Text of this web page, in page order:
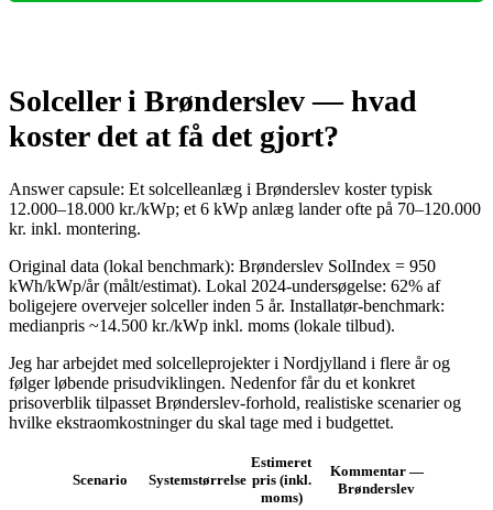
Solceller i Brønderslev — hvad
koster det at få det gjort?
Answer capsule: Et solcelleanlæg i Brønderslev koster typisk
12.000–18.000 kr./kWp; et 6 kWp anlæg lander ofte på 70–120.000
kr. inkl. montering.
Original data (lokal benchmark): Brønderslev SolIndex = 950
kWh/kWp/år (målt/estimat). Lokal 2024‑undersøgelse: 62% af
boligejere overvejer solceller inden 5 år. Installatør‑benchmark:
medianpris ~14.500 kr./kWp inkl. moms (lokale tilbud).
Jeg har arbejdet med solcelleprojekter i Nordjylland i flere år og
følger løbende prisudviklingen. Nedenfor får du et konkret
prisoverblik tilpasset Brønderslev‑forhold, realistiske scenarier og
hvilke ekstraomkostninger du skal tage med i budgettet.
Scenario Systemstørrelse
Estimeret
pris (inkl.
moms)
Kommentar —
Brønderslev